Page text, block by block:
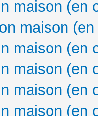
maison (en
maison
maison (en
maison (en
maison (en
maison (en